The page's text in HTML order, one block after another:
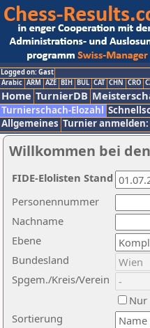
Logged on: Gast
Arabic ARM AZE BIH BUL CAT CHN CRO
Home TurnierDB
Turnierschach-Elozahl
Allgemeines Turnier anmelden:
Willkommen bei
Nachname
Ebene
Sortierung
Personennummer
Bundesland
Spgem./Kreis/Verein
Nur
FIDE-Elolisten Stand